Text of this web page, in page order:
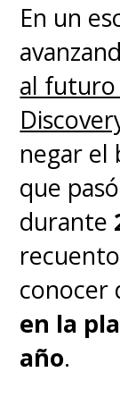
En un
al futuro
negar el
que
durante
conocer
en la
año.